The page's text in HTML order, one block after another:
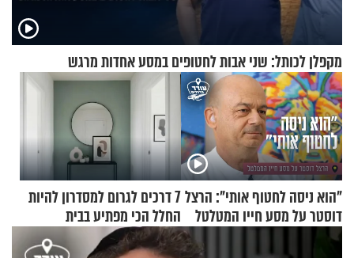
מקפלן לכותל: שני אבות לחטופים במסע אחדות מרגש
"הוא ניסה לחטוף אותי": הרצל
דוסטר על מסע חייו המטלטל
7 דרכים לגרום למסדרון להיות
החלל הכי מפתיע בבית